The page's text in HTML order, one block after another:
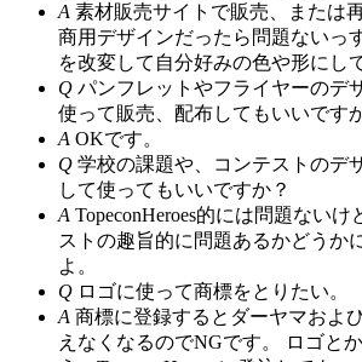
A 素材販売サイトで販売、または
商用デザインだったら問題ないっ
を改変して自分好みの色や形にし
Q パンフレットやフライヤーのデ
使って販売、配布してもいいです
A OKです。
Q 学校の課題や、コンテストのデ
して使ってもいいですか？
A TopeconHeroes的には問題ない
ストの趣旨的に問題あるかどうか
よ。
Q ロゴに使って商標をとりたい。
A 商標に登録するとダーヤマおよ
えなくなるのでNGです。 ロゴと